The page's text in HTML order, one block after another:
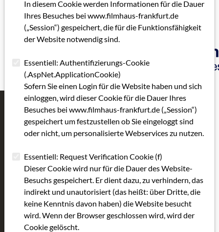
T: +49 (0)69 401 281 2250
E-Mail:studienberatungfrankfurt@macromedia.de
Website
Filmhaus
Frankfurt
Anfahrtsbeschreibung /
Barrierefreiheit
Satzung
Mitglied werden
Unterstützer werden
Aktivitäten
LIBERTA
„Das Filmhaus-Gerippte“
Kooperationen Festivals
Filmland Hessen - Archiv
Episodenfilm "15x3"
In diesem Cookie werden Informationen für die Dauer
Ihres Besuches bei www.filmhaus-frankfurt.de
(„Session“) gespeichert, die für die Funktionsfähigkeit
der Website notwendig sind.
Essentiell: Authentifizierungs-Cookie
(.AspNet.ApplicationCookie)
Sofern Sie einen Login für die Website haben und sich
einloggen, wird dieser Cookie für die Dauer Ihres
Besuches bei www.filmhaus-frankfurt.de („Session“)
gespeichert um festzustellen ob Sie eingeloggt sind
oder nicht, um personalisierte Webservices zu nutzen.
Essentiell: Request Verification Cookie (f)
Dieser Cookie wird nur für die Dauer des Website-
Besuchs gespeichert. Er dient dazu, zu verhindern, das
indirekt und unautorisiert (das heißt: über Dritte, die
keine Kenntnis davon haben) die Website besucht
wird. Wenn der Browser geschlossen wird, wird der
Cookie gelöscht.